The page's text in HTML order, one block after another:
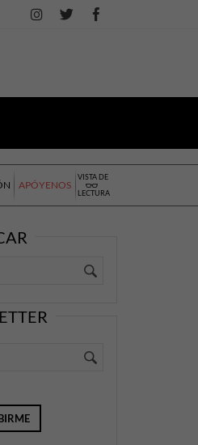
APÓYENOS
VISTA DE
LECTURA